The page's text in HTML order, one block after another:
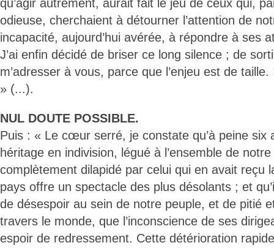
qu’agir autrement, aurait fait le jeu de ceux qui,
odieuse, cherchaient à détourner l’attention de
incapacité, aujourd’hui avérée, à répondre à ses
J’ai enfin décidé de briser ce long silence ; de
m’adresser à vous, parce que l’enjeu est de
» (...).
NUL DOUTE POSSIBLE.
Puis : « Le cœur serré, je constate qu’à peine six
héritage en indivision, légué à l’ensemble de
complètement dilapidé par celui qui en avait reçu
pays offre un spectacle des plus désolants ; et
de désespoir au sein de notre peuple, et de pitié
travers le monde, que l’inconscience de ses
espoir de redressement. Cette détérioration